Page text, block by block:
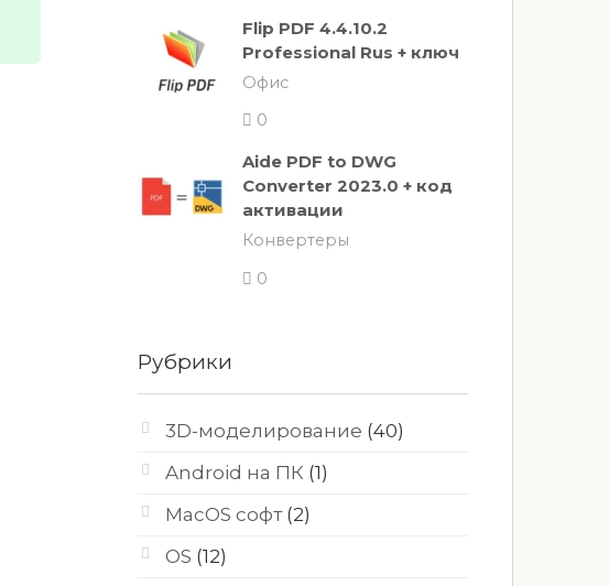
Flip PDF 4.4.10.2
Professional Rus + ключ
Офис
0
Aide PDF to DWG
Converter 2023.0 + код
активации
Конвертеры
0
Рубрики
3D-моделирование (40)
Android на ПК (1)
MacOS софт(2)
OS (12)